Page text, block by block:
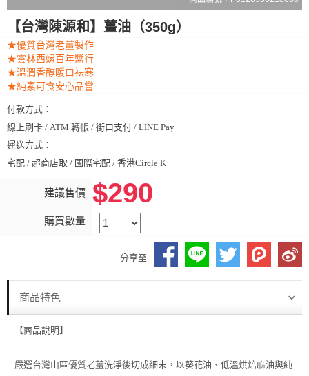
【台灣陳源和】薑油（350g）
★優質台灣老薑製作
★雲林西螺百年醬行
★溫潤香醇暖口祛寒
★純素可食安心品嘗
付款方式：
線上刷卡 / ATM 轉帳 / 街口支付 / LINE Pay
運送方式：
宅配 / 超商店取 / 國際宅配 / 香港Circle K
建議售價 $290
購買數量
分享至
商品特色
【商品說明】
嚴選台灣山區優質老薑洗淨後切成細末，以葵花油、低溫烘焙麻油與純